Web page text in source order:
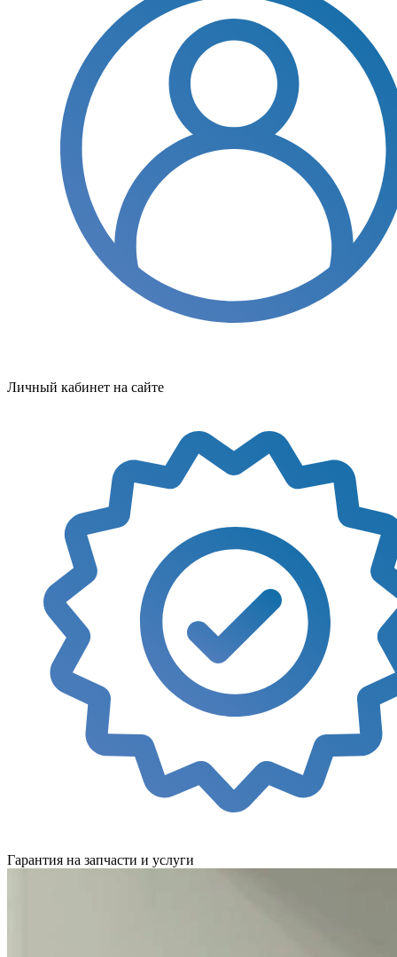
Личный кабинет на сайте
Гарантия на запчасти и услуги